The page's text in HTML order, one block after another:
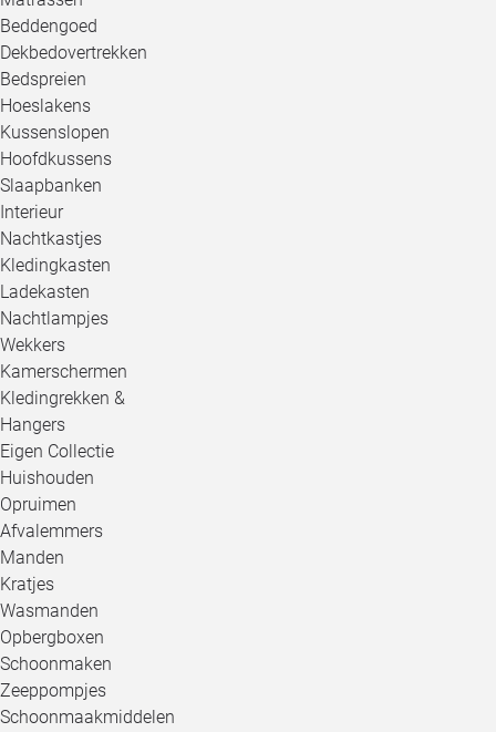
Beddengoed
Dekbedovertrekken
Bedspreien
Hoeslakens
Kussenslopen
Hoofdkussens
Slaapbanken
Interieur
Nachtkastjes
Kledingkasten
Ladekasten
Nachtlampjes
Wekkers
Kamerschermen
Kledingrekken &
Hangers
Eigen Collectie
Huishouden
Opruimen
Afvalemmers
Manden
Kratjes
Wasmanden
Opbergboxen
Schoonmaken
Zeeppompjes
Schoonmaakmiddelen